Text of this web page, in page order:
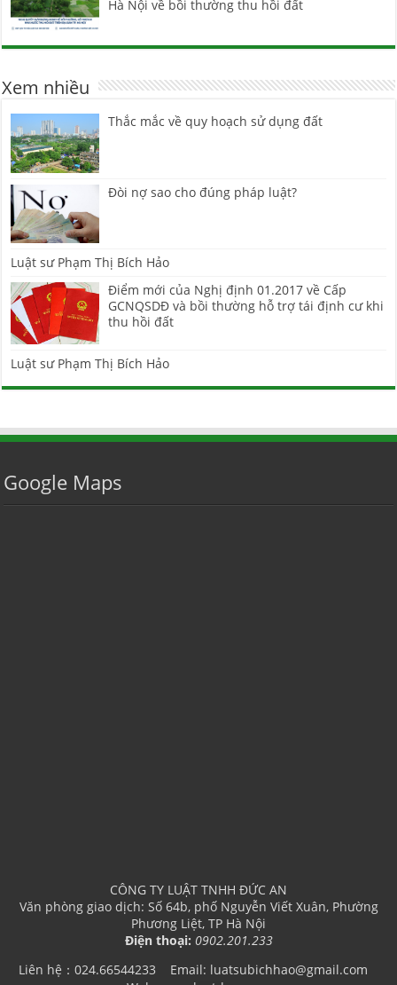
Hà Nội về bồi thường thu hồi đất
Xem nhiều
Thắc mắc về quy hoạch sử dụng đất
Đòi nợ sao cho đúng pháp luật?
Luật sư Phạm Thị Bích Hảo
Điểm mới của Nghị định 01.2017 về Cấp
GCNQSDĐ và bồi thường hỗ trợ tái định cư khi
thu hồi đất
Luật sư Phạm Thị Bích Hảo
Google Maps
CÔNG TY LUẬT TNHH ĐỨC AN
Văn phòng giao dịch: Số 64b, phố Nguyễn Viết Xuân, Phường
Phương Liệt, TP Hà Nội
Điện thoại: 0902.201.233
Liên hệ：024.66544233 Email: luatsubichhao@gmail.com